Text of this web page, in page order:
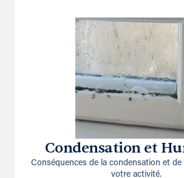
Condensation et
Conséquences de la condensation et de
votre activité.